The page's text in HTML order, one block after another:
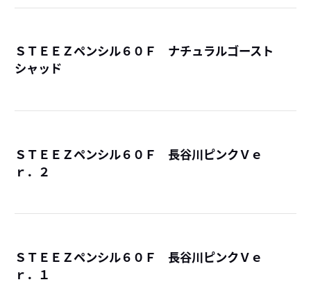
ＳＴＥＥＺペンシル６０Ｆ ナチュラルゴースト
シャッド
ＳＴＥＥＺペンシル６０Ｆ 長谷川ピンクＶｅ
ｒ．２
ＳＴＥＥＺペンシル６０Ｆ 長谷川ピンクＶｅ
ｒ．１